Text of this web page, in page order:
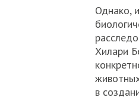
Однако,
Хилари
в